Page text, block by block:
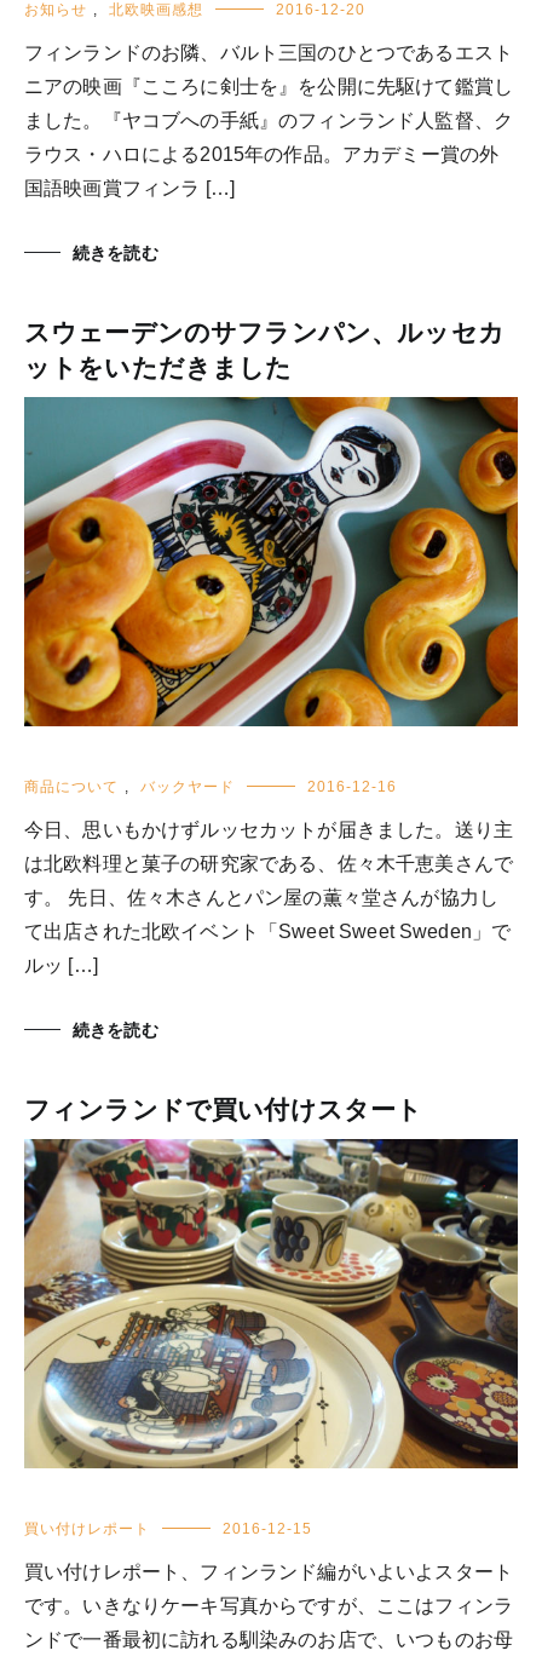
お知らせ , 北欧映画感想 2016-12-20
フィンランドのお隣、バルト三国のひとつであるエスト
ニアの映画『こころに剣士を』を公開に先駆けて鑑賞し
ました。『ヤコブへの手紙』のフィンランド人監督、ク
ラウス・ハロによる2015年の作品。アカデミー賞の外
国語映画賞フィンラ […]
続きを読む
スウェーデンのサフランパン、ルッセカ
ットをいただきました
商品について , バックヤード 2016-12-16
今日、思いもかけずルッセカットが届きました。送り主
は北欧料理と菓子の研究家である、佐々木千恵美さんで
す。 先日、佐々木さんとパン屋の薫々堂さんが協力し
て出店された北欧イベント「Sweet Sweet Sweden」で
ルッ […]
続きを読む
フィンランドで買い付けスタート
買い付けレポート 2016-12-15
買い付けレポート、フィンランド編がいよいよスタート
です。いきなりケーキ写真からですが、ここはフィンラ
ンドで一番最初に訪れる馴染みのお店で、いつものお母